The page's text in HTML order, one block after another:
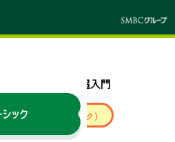
Word 超入門
ベーシック（サブスク）